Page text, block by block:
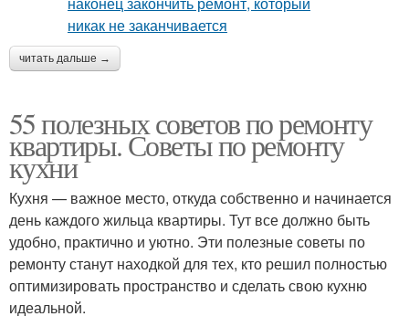
читать дальше →
55 полезных советов по ремонту
квартиры. Советы по ремонту
кухни
Кухня — важное место, откуда собственно и начинается
день каждого жильца квартиры. Тут все должно быть
удобно, практично и уютно. Эти полезные советы по
ремонту станут находкой для тех, кто решил полностью
оптимизировать пространство и сделать свою кухню
идеальной.